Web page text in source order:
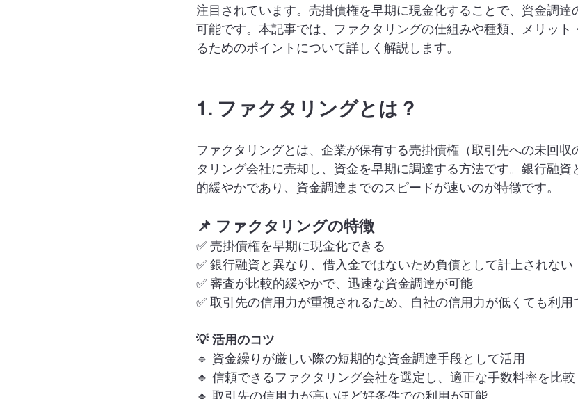
注目されています。売掛債権を早期に現金化することで、資金調達
可能です。本記事では、ファクタリングの仕組みや種類、メリット
るためのポイントについて詳しく解説します。
1. ファクタリングとは？
ファクタリングとは、企業が保有する売掛債権（取引先への未回収
タリング会社に売却し、資金を早期に調達する方法です。銀行融資
的緩やかであり、資金調達までのスピードが速いのが特徴です。
📌 ファクタリングの特徴
✅ 売掛債権を早期に現金化できる
✅ 銀行融資と異なり、借入金ではないため負債として計上されない
✅ 審査が比較的緩やかで、迅速な資金調達が可能
✅ 取引先の信用力が重視されるため、自社の信用力が低くても利用
💡 活用のコツ
🔹 資金繰りが厳しい際の短期的な資金調達手段として活用
🔹 信頼できるファクタリング会社を選定し、適正な手数料率を比較